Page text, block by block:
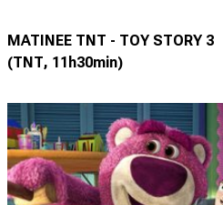
MATINEE TNT - TOY STORY 3
(TNT, 11h30min)